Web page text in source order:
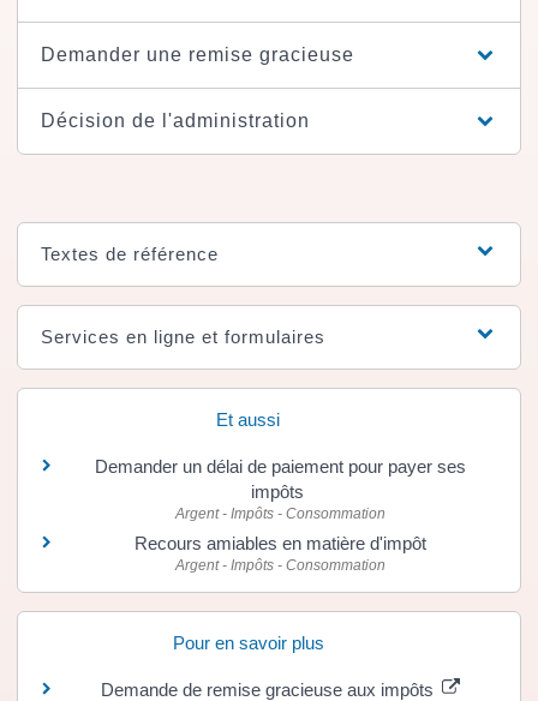
Demander une remise gracieuse
Décision de l'administration
Textes de référence
Services en ligne et formulaires
Et aussi
Demander un délai de paiement pour payer ses
impôts
Argent - Impôts - Consommation
Recours amiables en matière d'impôt
Argent - Impôts - Consommation
Pour en savoir plus
Demande de remise gracieuse aux impôts